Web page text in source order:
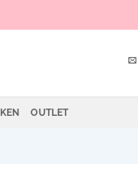
OUTLET